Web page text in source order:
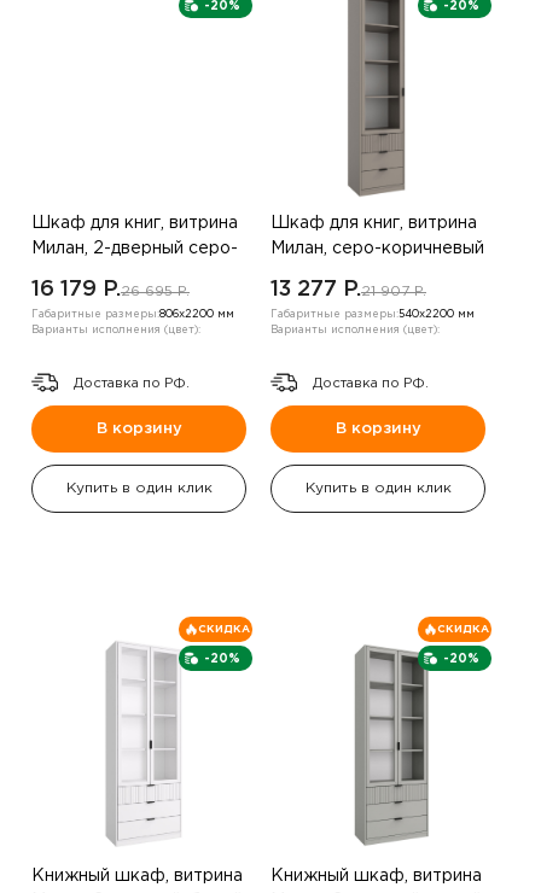
-20%
Шкаф для книг, витрина
Милан, 2-дверный серо-
16 179 P.26 695 P.
Габаритные размеры:806х2200 мм
Варианты исполнения (цвет):
Доставка по РФ.
В корзину
Купить в один клик
-20%
Шкаф для книг, витрина
Милан, серо-коричневый
13 277 P.21 907 P.
Габаритные размеры:540х2200 мм
Варианты исполнения (цвет):
Доставка по РФ.
В корзину
Купить в один клик
-20%
СКИДКА
Книжный шкаф, витрина
-20%
СКИДКА
Книжный шкаф, витрина